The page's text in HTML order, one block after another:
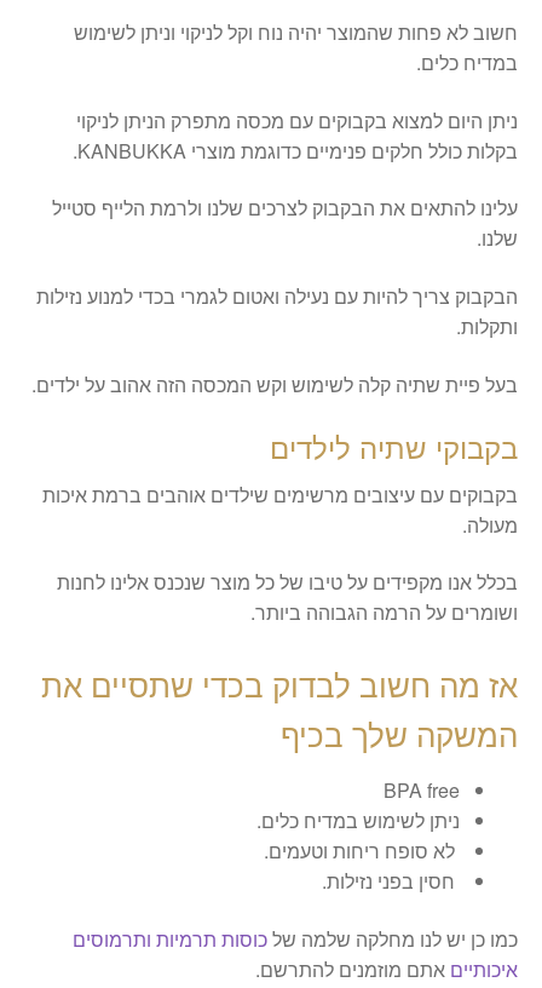
חשוב לא פחות שהמוצר יהיה נוח וקל לניקוי וניתן לשימוש
במדיח כלים.
ניתן היום למצוא בקבוקים עם מכסה מתפרק הניתן לניקוי
בקלות כולל חלקים פנימיים כדוגמת מוצרי KANBUKKA.
עלינו להתאים את הבקבוק לצרכים שלנו ולרמת הלייף סטייל
שלנו.
הבקבוק צריך להיות עם נעילה ואטום לגמרי בכדי למנוע נזילות
ותקלות.
בעל פיית שתיה קלה לשימוש וקש המכסה הזה אהוב על ילדים.
בקבוקי שתיה לילדים
בקבוקים עם עיצובים מרשימים שילדים אוהבים ברמת איכות
מעולה.
בכלל אנו מקפידים על טיבו של כל מוצר שנכנס אלינו לחנות
ושומרים על הרמה הגבוהה ביותר.
אז מה חשוב לבדוק בכדי שתסיים את
המשקה שלך בכיף
BPA free
ניתן לשימוש במדיח כלים.
לא סופח ריחות וטעמים.
חסין בפני נזילות.
כמו כן יש לנו מחלקה שלמה שלכוסות תרמיות ותרמוסים
איכותיים אתם מוזמנים להתרשם.